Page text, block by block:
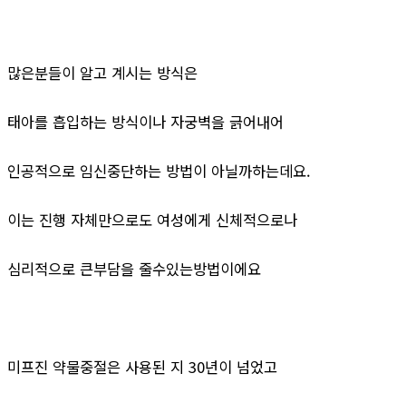
많은분들이 알고 계시는 방식은
태아를 흡입하는 방식이나 자궁벽을 긁어내어
인공적으로 임신중단하는 방법이 아닐까하는데요.
이는 진행 자체만으로도 여성에게 신체적으로나
심리적으로 큰부담을 줄수있는방법이에요
미프진 약물중절은 사용된 지 30년이 넘었고